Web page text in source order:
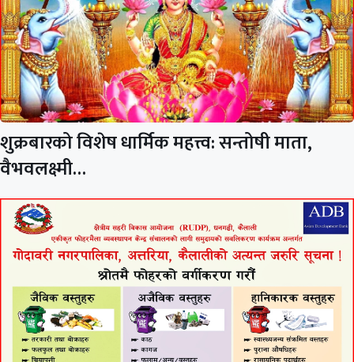
शुक्रबारको विशेष धार्मिक महत्त्व: सन्तोषी माता,
वैभवलक्ष्मी…